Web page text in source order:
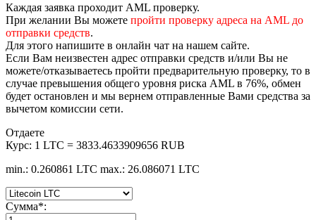
Каждая заявка проходит AML проверку.
При желании Вы можете пройти проверку адреса на AML до
отправки средств.
Для этого напишите в онлайн чат на нашем сайте.
Если Вам неизвестен адрес отправки средств и/или Вы не
можете/отказываетесь пройти предварительную проверку, то в
случае превышения общего уровня риска AML в 76%, обмен
будет остановлен и мы вернем отправленные Вами средства за
вычетом комиссии сети.
Отдаете
Курс: 1 LTC = 3833.4633909656 RUB
min.: 0.260861 LTC max.: 26.086071 LTC
Сумма*: